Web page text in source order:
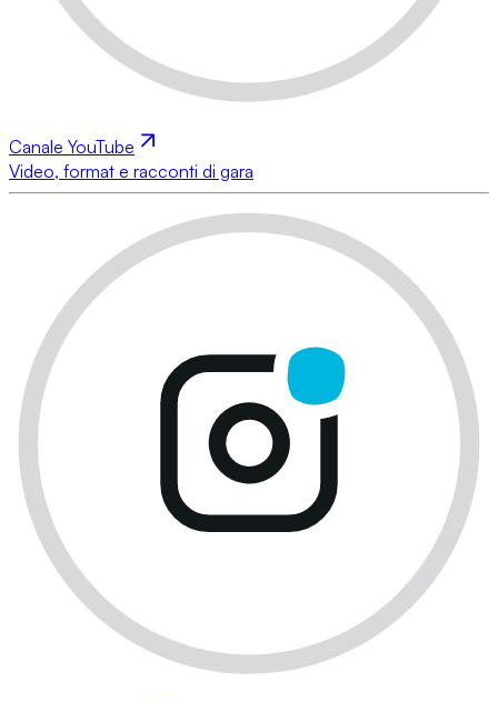
Canale YouTube
Video, format e racconti di gara